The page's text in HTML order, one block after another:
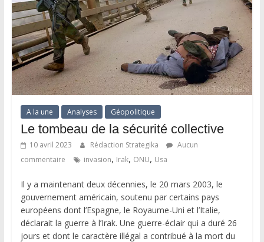
A la une Analyses Géopolitique
Le tombeau de la sécurité collective
10 avril 2023 Rédaction Strategika
Aucun
commentaire
invasion, Irak, ONU, Usa
Il y a maintenant deux décennies, le 20 mars 2003, le
gouvernement américain, soutenu par certains pays
européens dont l’Espagne, le Royaume-Uni et l’Italie,
déclarait la guerre à l’Irak. Une guerre-éclair qui a duré 26
jours et dont le caractère illégal a contribué à la mort du